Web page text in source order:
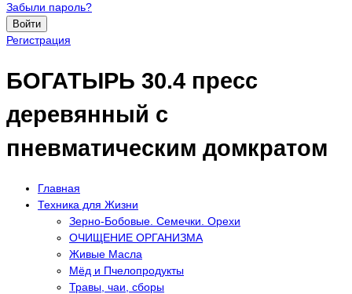
Забыли пароль?
Войти
Регистрация
БОГАТЫРЬ 30.4 пресс
деревянный с
пневматическим домкратом
Главная
Техника для Жизни
Зерно-Бобовые. Семечки. Орехи
ОЧИЩЕНИЕ ОРГАНИЗМА
Живые Масла
Мёд и Пчелопродукты
Травы, чаи, сборы